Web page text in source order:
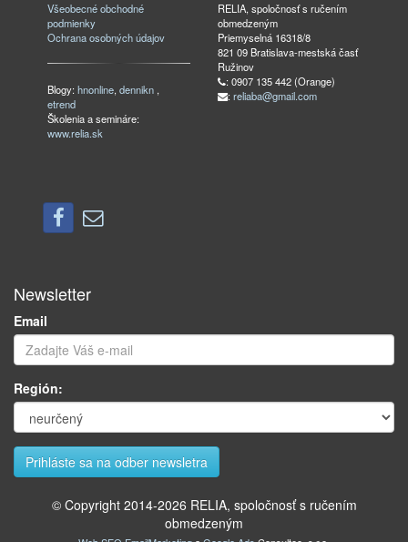
Všeobecné obchodné
podmienky
Ochrana osobných údajov
Blogy:hnonline,dennikn ,
etrend
Školenia a semináre:
www.relia.sk
RELIA, spoločnosť s ručením
obmedzeným
Priemyselná 16318/8
821 09 Bratislava-mestská časť
Ružinov
: 0907 135 442 (Orange)
: reliaba@gmail.com
Newsletter
Email
Región:
© Copyright 2014-2026 RELIA, spoločnosť s ručením
obmedzeným